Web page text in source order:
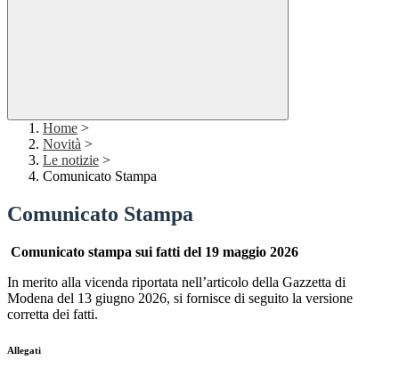
Home >
Novità >
Le notizie >
Comunicato Stampa
Comunicato Stampa
Comunicato stampa sui fatti del 19 maggio 2026
In merito alla vicenda riportata nell’articolo della Gazzetta di
Modena del 13 giugno 2026, si fornisce di seguito la versione
corretta dei fatti.
Allegati